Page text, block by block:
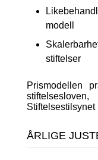
modell
stiftelser
Prismodellen
stiftelsesloven,
Stiftelsestilsynet
ÅRLIGE